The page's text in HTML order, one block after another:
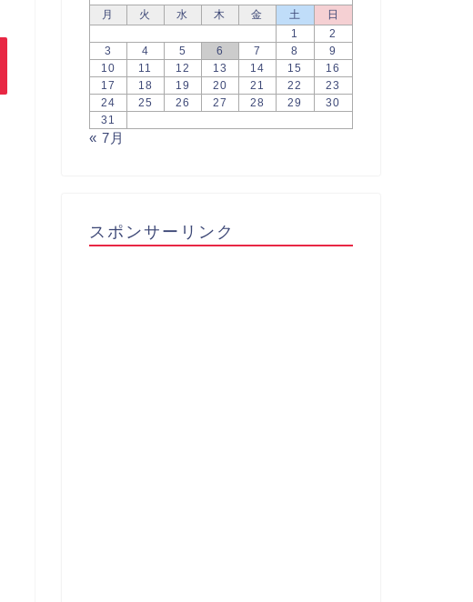
月
火 水 木 金 土
日
1
2
3
4 5 6 7 8
9
10
11 12 13 14 15
16
17
18 19 20 21 22
23
24
25 26 27 28 29
30
31
« 7月
スポンサーリンク